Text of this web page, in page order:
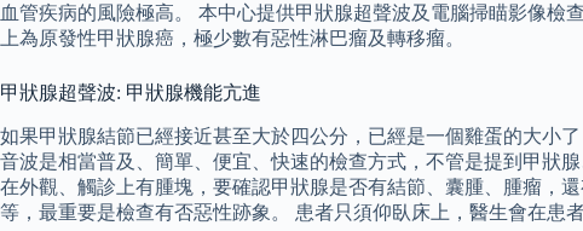
血管疾病的風險極高。 本中心提供甲狀腺超聲波及電腦掃瞄影像
上為原發性甲狀腺癌，極少數有惡性淋巴瘤及轉移瘤。
甲狀腺超聲波: 甲狀腺機能亢進
如果甲狀腺結節已經接近甚至大於四公分，已經是一個雞蛋的大小
音波是相當普及、簡單、便宜、快速的檢查方式，不管是提到甲狀
在外觀、觸診上有腫塊，要確認甲狀腺是否有結節、囊腫、腫瘤，
等，最重要是檢查有否惡性跡象。 患者只須仰臥床上，醫生會在患